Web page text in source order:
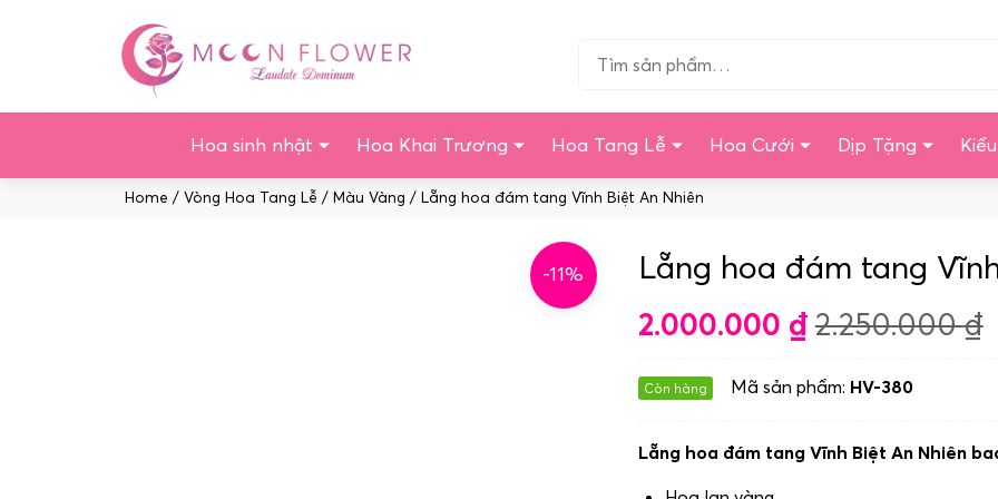
Tìm…
Hoa sinh nhật Hoa Khai Trương Hoa Tang Lễ Hoa Cưới Dịp Tặng
Home / Vòng Hoa Tang Lễ / Màu Vàng / Lẵng hoa đám tang Vĩnh Biệt An Nhiên
-11% Lẵng hoa đám tang
2.000.000 ₫ 2.250.000₫
Còn hàng Mã sản phẩm: HV-380
Lẵng hoa đám tang Vĩnh Biệt An Nhiên